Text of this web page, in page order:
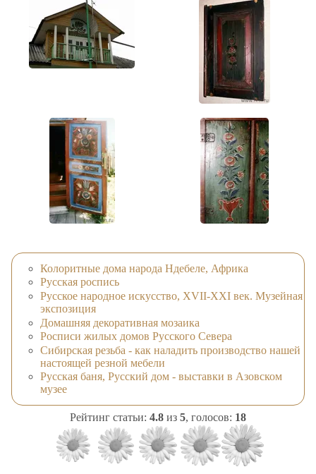
Колоритные дома народа Ндебеле, Африка
Русская роспись
Русское народное искусство, XVII-XXI век. Музейная
экспозиция
Домашняя декоративная мозаика
Росписи жилых домов Русского Севера
Сибирская резьба - как наладить производство нашей
настоящей резной мебели
Русская баня, Русский дом - выставки в Азовском
музее
Рейтинг статьи: 4.8 из 5, голосов: 18